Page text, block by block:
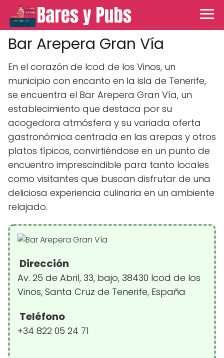
Bar Arepera Gran Vía
En el corazón de Icod de los Vinos, un
municipio con encanto en la isla de Tenerife,
se encuentra el Bar Arepera Gran Vía, un
establecimiento que destaca por su
acogedora atmósfera y su variada oferta
gastronómica centrada en las arepas y otros
platos típicos, convirtiéndose en un punto de
encuentro imprescindible para tanto locales
como visitantes que buscan disfrutar de una
deliciosa experiencia culinaria en un ambiente
relajado.
Dirección
Av. 25 de Abril, 33, bajo, 38430 Icod de los
Vinos, Santa Cruz de Tenerife, España
Teléfono
+34 822 05 24 71